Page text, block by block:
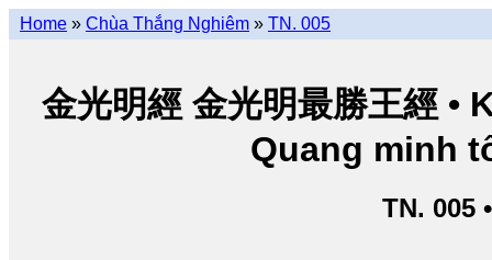
Home » Chùa Thắng Nghiêm » TN. 005
金光明經 金光明最勝王經
Quang minh
TN. 005